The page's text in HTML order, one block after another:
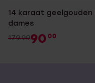
14 karaat geelgouden
dames
179.9990 00